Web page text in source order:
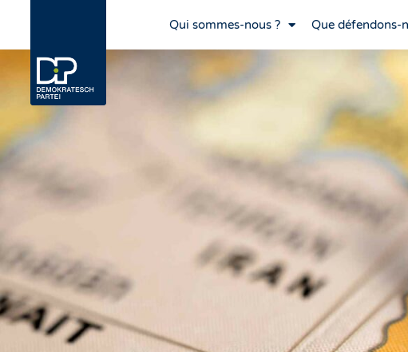
Qui sommes-nous ? Que défendons-